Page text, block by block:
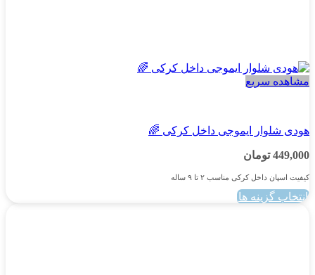
مشاهده سریع
هودی شلوار ایموجی داخل کرکی 🌈
449,000 تومان
کیفیت اسپان داخل کرکی مناسب ۲ تا ۹ ساله
انتخاب گزینه ها